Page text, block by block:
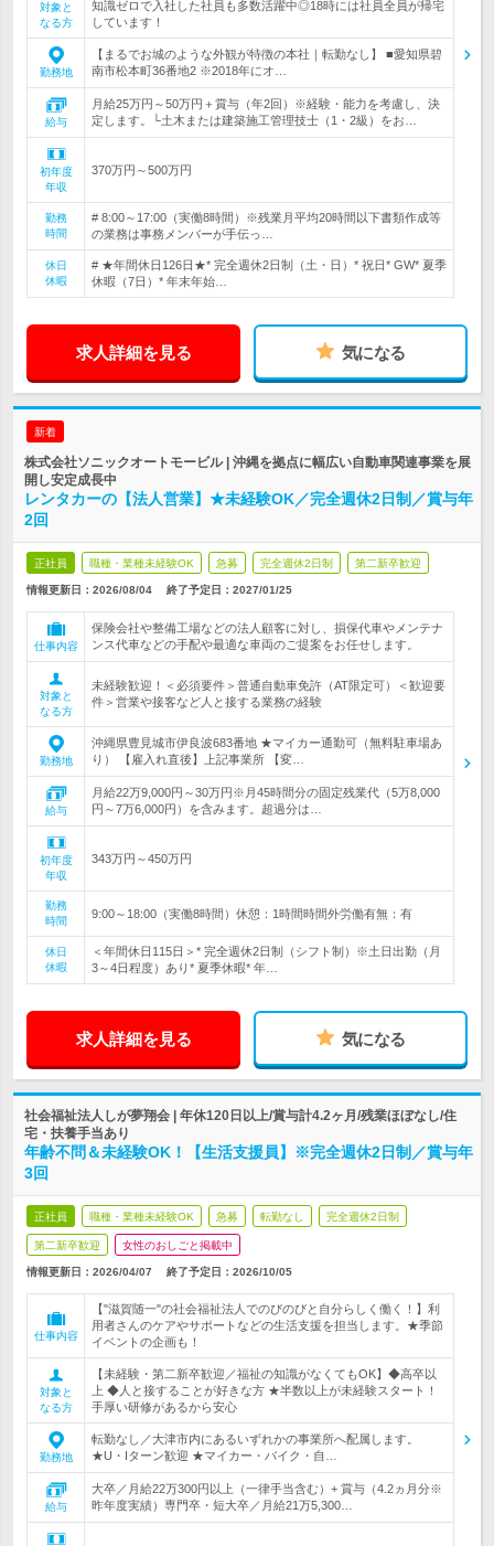
対象と
なる方
知識ゼロで入社した社員も多数活躍中◎18時には社員全員が帰宅
しています！
勤務地
【まるでお城のような外観が特徴の本社｜転勤なし】 ■愛知県碧
南市松本町36番地2 ※2018年にオ…
給与
月給25万円～50万円＋賞与（年2回）※経験・能力を考慮し、決
定します。└土木または建築施工管理技士（1・2級）をお…
初年度
年収
370万円～500万円
勤務
時間
# 8:00～17:00（実働8時間）※残業月平均20時間以下書類作成等
の業務は事務メンバーが手伝っ…
休日
休暇
# ★年間休日126日★* 完全週休2日制（土・日）* 祝日* GW* 夏季
休暇（7日）* 年末年始…
求人詳細を見る 気になる
新着
株式会社ソニックオートモービル | 沖縄を拠点に幅広い自動車関連事業を展
開し安定成長中
レンタカーの【法人営業】★未経験OK／完全週休2日制／賞与年
2回
正社員 職種・業種未経験OK 急募 完全週休2日制 第二新卒歓迎
情報更新日：2026/08/04 終了予定日： 2027/01/25
仕事内容
保険会社や整備工場などの法人顧客に対し、損保代車やメンテナ
ンス代車などの手配や最適な車両のご提案をお任せします。
対象と
なる方
未経験歓迎！＜必須要件＞普通自動車免許（AT限定可）＜歓迎要
件＞営業や接客など人と接する業務の経験
勤務地
沖縄県豊見城市伊良波683番地 ★マイカー通勤可（無料駐車場あ
り） 【雇入れ直後】上記事業所 【変…
給与
月給22万9,000円～30万円※月45時間分の固定残業代（5万8,000
円～7万6,000円）を含みます。超過分は…
初年度
年収
343万円～450万円
勤務
時間
9:00～18:00（実働8時間）休憩：1時間時間外労働有無：有
休日
休暇
＜年間休日115日＞* 完全週休2日制（シフト制）※土日出勤（月
3～4日程度）あり* 夏季休暇* 年…
求人詳細を見る 気になる
社会福祉法人しが夢翔会 | 年休120日以上/賞与計4.2ヶ月/残業ほぼなし/住
宅・扶養手当あり
年齢不問＆未経験OK！【生活支援員】※完全週休2日制／賞与年
3回
正社員 職種・業種未経験OK 急募 転勤なし 完全週休2日制
第二新卒歓迎 女性のおしごと掲載中
情報更新日：2026/04/07 終了予定日： 2026/10/05
仕事内容
【"滋賀随一"の社会福祉法人でのびのびと自分らしく働く！】利
用者さんのケアやサポートなどの生活支援を担当します。★季節
イベントの企画も！
対象と
なる方
【未経験・第二新卒歓迎／福祉の知識がなくてもOK】◆高卒以
上 ◆人と接することが好きな方 ★半数以上が未経験スタート！
手厚い研修があるから安心
勤務地
転勤なし／大津市内にあるいずれかの事業所へ配属します。
★U・Iターン歓迎 ★マイカー・バイク・自…
給与
大卒／月給22万300円以上（一律手当含む）+ 賞与（4.2ヵ月分※
昨年度実績）専門卒・短大卒／月給21万5,300…